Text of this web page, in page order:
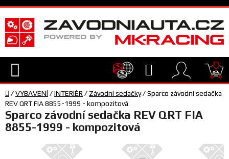
Přejít
na
obsah
Hledat
TECHNIKA
VYBAVENÍ
Domů
/VYBAVENÍ/INTERIÉR / Závodní sedačky/Sparco závodní sedačka
REV QRT FIA 8855-1999 - kompozitová
Sparco závodní sedačka REV QRT FIA
8855-1999 - kompozitová